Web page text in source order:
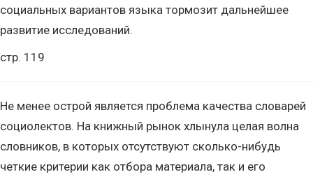
социальных вариантов языка тормозит дальнейшее
развитие исследований.
стр. 119
Не менее острой является проблема качества словарей
социолектов. На книжный рынок хлынула целая волна
словников, в которых отсутствуют сколько-нибудь
четкие критерии как отбора материала, так и его